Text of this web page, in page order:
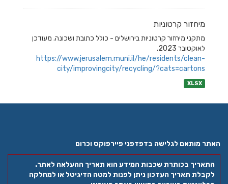
מיחזור קרטוניות
מתקני מיחזור קרטוניות בירושלים - כולל כתובת ושכונה. מעודכן
לאוקטובר 2023.
https://www.jerusalem.muni.il/he/residents/clean-
city/improvingcity/recycling/?cats=cartons
XLSX
האתר מותאם לגלישה בדפדפני פיירפוקס וכרום
התאריך בכותרת שכבות המידע הוא תאריך ההעלאה לאתר.
לקבלת תאריך העדכון ניתן לפנות למטה הדיגיטל או למחלקה